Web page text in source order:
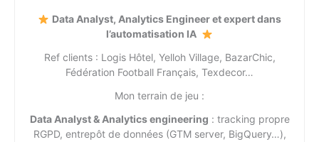
Data Analyst, Analytics Engineer et expert dans
l’automatisation IA
Ref clients : Logis Hôtel, Yelloh Village, BazarChic,
Fédération Football Français, Texdecor…
Mon terrain de jeu :
Data Analyst & Analytics engineering : tracking propre
RGPD, entrepôt de données (GTM server, BigQuery…),